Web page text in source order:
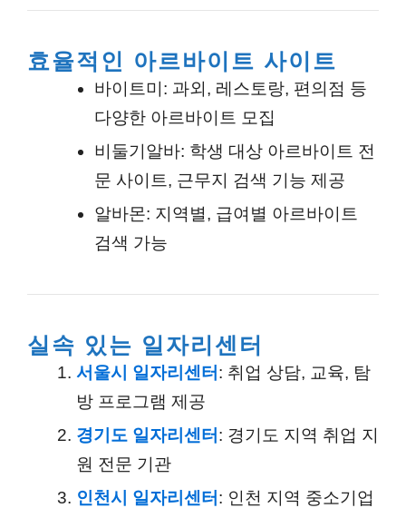
효율적인 아르바이트 사이트
바이트미: 과외, 레스토랑, 편의점 등
다양한 아르바이트 모집
비둘기알바: 학생 대상 아르바이트 전
문 사이트, 근무지 검색 기능 제공
알바몬: 지역별, 급여별 아르바이트
검색 가능
실속 있는 일자리센터
서울시 일자리센터 : 취업 상담, 교육, 탐
방 프로그램 제공
경기도 일자리센터 : 경기도 지역 취업 지
원 전문 기관
인천시 일자리센터 : 인천 지역 중소기업